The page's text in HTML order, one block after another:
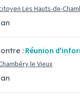
Les Hauts-de-
: Réunion
le Vieux